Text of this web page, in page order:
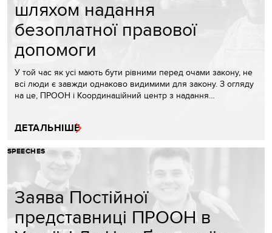
шляхом надання
безоплатної правової
допомоги
У той час як усі мають бути рівними перед очами закону, не
всі люди є завжди однаково видимими для закону. З огляду
на це, ПРООН і Координаційний центр з надання…
ДЕТАЛЬНІШЕ
SPEECHES
Заява Постійної
представниці ПРООН в